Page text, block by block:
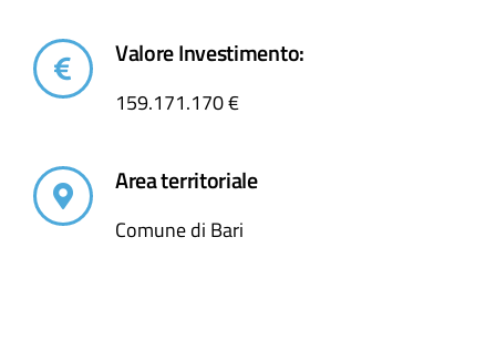
Valore Investimento:
159.171.170 €
Area territoriale
Comune di Bari